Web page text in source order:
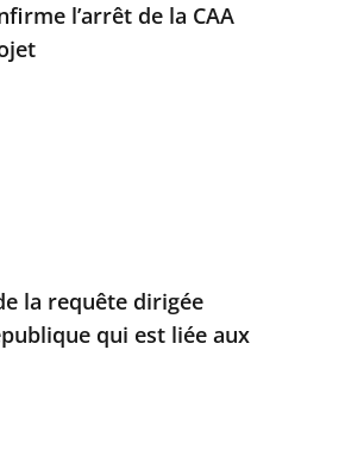
l’arrêt de la CAA
la requête dirigée
qui est liée aux